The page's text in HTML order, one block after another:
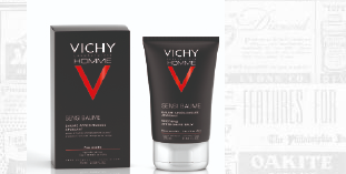
Sve za venčanje
Sve za decu
Gastronomija
Kuća i bašta